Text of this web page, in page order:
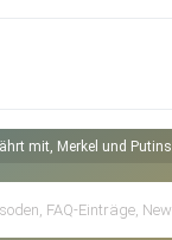
mit, Merkel und